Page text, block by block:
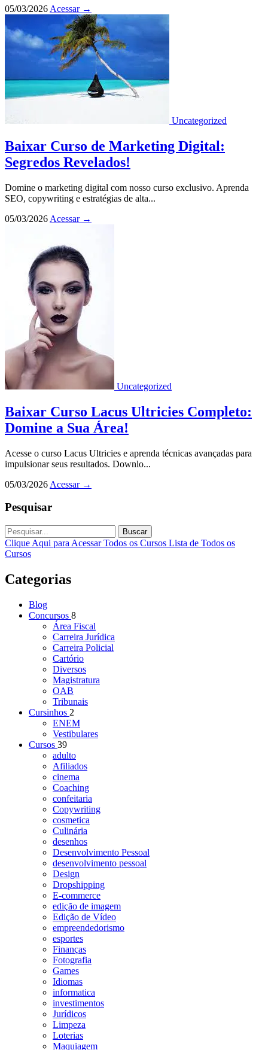
05/03/2026 Acessar →
Uncategorized
Baixar Curso de Marketing Digital:
Segredos Revelados!
Domine o marketing digital com nosso curso exclusivo. Aprenda
SEO, copywriting e estratégias de alta...
05/03/2026 Acessar →
Uncategorized
Baixar Curso Lacus Ultricies Completo:
Domine a Sua Área!
Acesse o curso Lacus Ultricies e aprenda técnicas avançadas para
impulsionar seus resultados. Downlo...
05/03/2026 Acessar →
Pesquisar
Buscar
Clique Aqui para Acessar Todos os Cursos Lista de Todos os
Cursos
Categorias
Blog
Concursos 8
Área Fiscal
Carreira Jurídica
Carreira Policial
Cartório
Diversos
Magistratura
OAB
Tribunais
Cursinhos 2
ENEM
Vestibulares
Cursos 39
adulto
Afiliados
cinema
Coaching
confeitaria
Copywriting
cosmetica
Culinária
desenhos
Desenvolvimento Pessoal
desenvolvimento pessoal
Design
Dropshipping
E-commerce
edição de imagem
Edição de Vídeo
empreendedorismo
esportes
Finanças
Fotografia
Games
Idiomas
informatica
investimentos
Jurídicos
Limpeza
Loterias
Maquiagem